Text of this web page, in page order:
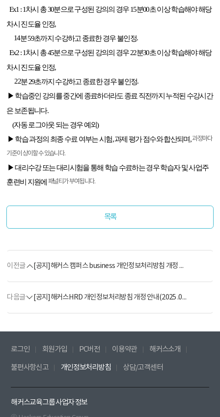
Ex1 : 1차시 총30분으로 구성된 강의의 경우15분00초 이상 학습해야 해당
차시 진도율인정,
14분59초까지 수강하고 종료한 경우 불인정.
Ex2 : 1차시 총45분으로 구성된 강의의 경우22분30초 이상 학습해야 해당
차시 진도율인정,
22분29초까지 수강하고 종료한 경우불인정.
▶ 학습중인 강의를 중간에 종료하더라도 종료 직전까지 누적된 수강시간
은 보존됩니다.
(자동 로그아웃 되는 경우 예외)
▶ 학습 과정의 최종 수료 여부는 시험,과제 평가 점수와 합산되며,과정마다
기준이 상이할 수 있습니다.
▶ 대리수강 또는 대리시험을 통해 학습 수료하는 경우 학습자 및 사업주
훈련비 지원에 패널티가부여됩니다.
목록
이전글 [공지]해커스 캠퍼스 business 개인정보처리방침 개정 안내(2026. 4. 13.)
다음글 [공지]해커스HRD 개인정보처리방침 개정 안내(2025 .04.15)
로그인 회원가입 PC버전 이용약관 해커스소개
불편사항신고 개인정보처리방침 상담/고객센터
해커스교육그룹 사업자 정보